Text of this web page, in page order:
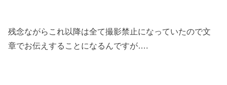
残念ながらこれ以降は全て撮影禁止になっていたので文
章でお伝えすることになるんですが….